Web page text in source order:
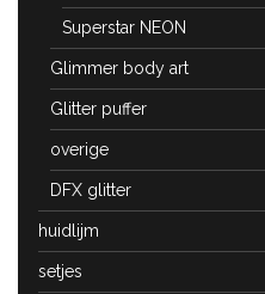
Superstar NEON
Glimmer body art
Glitter puffer
overige
DFX glitter
huidlijm
setjes